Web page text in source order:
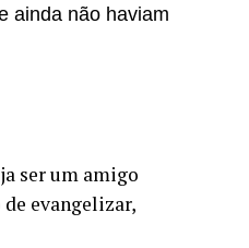
ainda não haviam
ser um amigo
evangelizar,